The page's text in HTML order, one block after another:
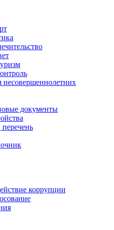
несовершеннолетних
документы
коррупции